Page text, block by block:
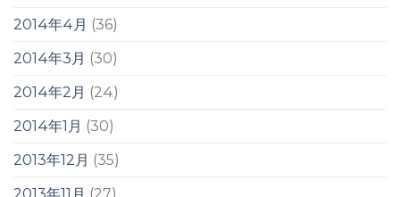
2014年4月 (36)
2014年3月 (30)
2014年2月 (24)
2014年1月 (30)
2013年12月 (35)
2013年11月 (27)